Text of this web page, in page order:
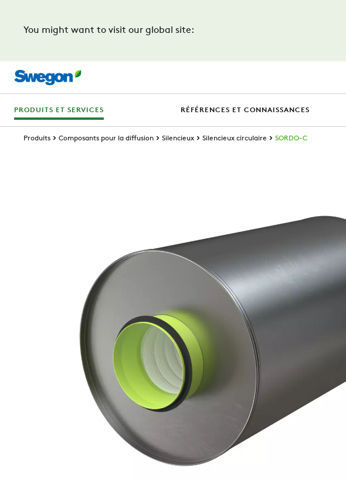
You might want to visit our global site:
PRODUITS ET SERVICES RÉFÉRENCES ET CONNAISSANCES
Produits Composants pour la diffusion Silencieux Silencieux circulaire SORDO-C